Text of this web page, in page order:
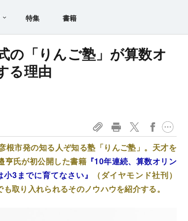
特集 書籍
の「りんご塾」が算数オ
る理由
根市発の知る人ぞ知る塾「りんご塾」。天才を
亨氏が初公開した書籍『10年連続、算数オリン
3までに育てなさい』
（ダイヤモンド社刊）
取り入れられるそのノウハウを紹介する。